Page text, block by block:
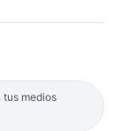
tus medios